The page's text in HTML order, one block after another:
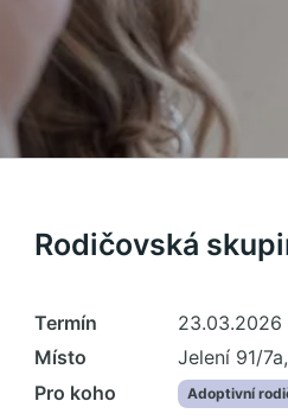
Rodičovská
Termín
23.03.2026
Místo
Jelení 91/
Pro koho
Adoptivní